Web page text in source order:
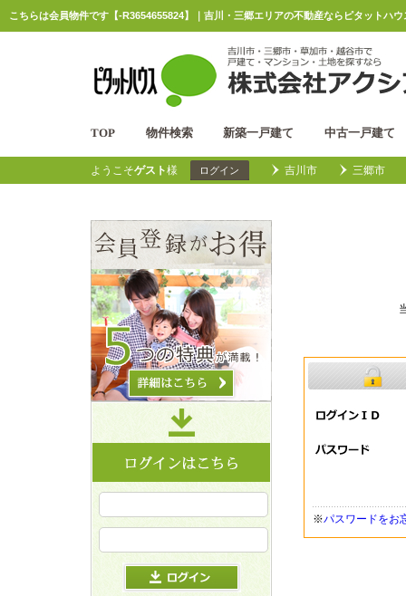
こちらは会員物件です【-R3654655824】｜吉川・三郷エリアの不動産ならピタットハ
TOP 物件検索 新築一戸建て 中古一戸建て
ようこそゲスト様 ログイン 吉川市 三郷市
※パスワードをお